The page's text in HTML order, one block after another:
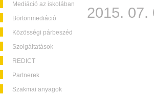
Mediáció az iskolában
Börtönmediáció
Közösségi párbeszéd
Szolgáltatások
REDICT
Partnerek
Szakmai anyagok
2015. 07.